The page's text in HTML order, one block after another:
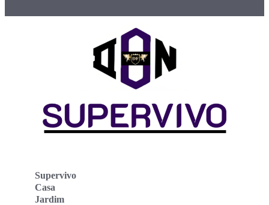
Supervivo
Casa
Jardim